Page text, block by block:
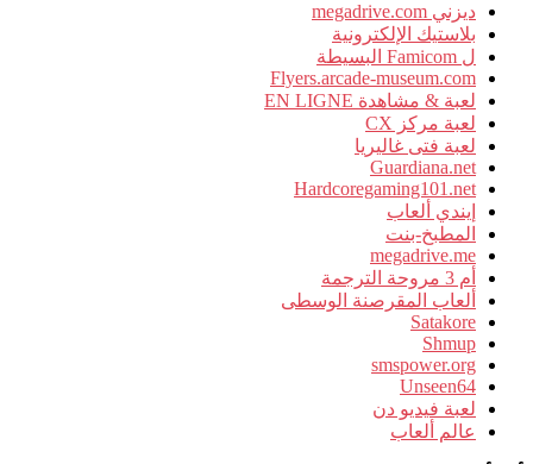
ديزني megadrive.com
بلاستيك الإلكترونية
ل Famicom البسيطة
Flyers.arcade-museum.com
لعبة & مشاهدة EN LIGNE
لعبة مركز CX
لعبة فتى غاليريا
Guardiana.net
Hardcoregaming101.net
إيندي ألعاب
المطبخ-بنت
megadrive.me
أم 3 مروحة الترجمة
ألعاب المقرصنة الوسطى
Satakore
Shmup
smspower.org
Unseen64
لعبة فيديو دن
عالم ألعاب